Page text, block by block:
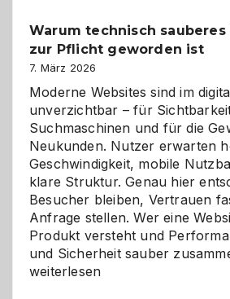
den
Logikrätseln
Warum technisch
zur Pflicht geworden ist
7. März 2026
Moderne Websites sind im
unverzichtbar – für
Suchmaschinen und für die
Neukunden. Nutzer erwarten
Geschwindigkeit, mobile
klare Struktur. Genau hier
Besucher bleiben, Vertrauen
Anfrage stellen. Wer eine
Produkt versteht und
und Sicherheit sauber
weiterlesen